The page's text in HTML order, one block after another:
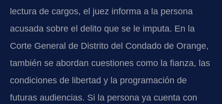
lectura de cargos, el juez informa a la persona
acusada sobre el delito que se le imputa. En la
Corte General de Distrito del Condado de Orange,
también se abordan cuestiones como la fianza, las
condiciones de libertad y la programación de
futuras audiencias. Si la persona ya cuenta con